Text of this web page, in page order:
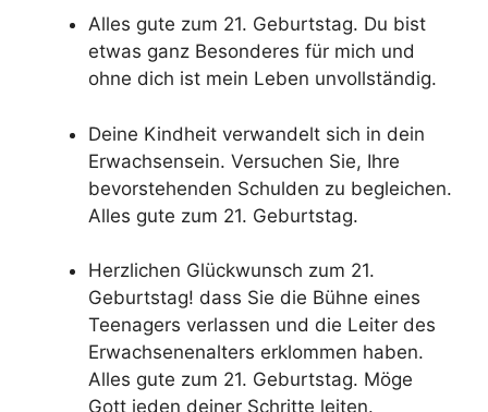
Alles gute zum 21. Geburtstag. Du bist
etwas ganz Besonderes für mich und
ohne dich ist mein Leben unvollständig.
Deine Kindheit verwandelt sich in dein
Erwachsensein. Versuchen Sie, Ihre
bevorstehenden Schulden zu begleichen.
Alles gute zum 21. Geburtstag.
Herzlichen Glückwunsch zum 21.
Geburtstag! dass Sie die Bühne eines
Teenagers verlassen und die Leiter des
Erwachsenenalters erklommen haben.
Alles gute zum 21. Geburtstag. Möge
Gott jeden deiner Schritte leiten.